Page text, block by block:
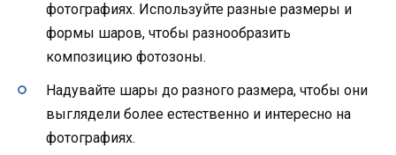
фотографиях. Используйте разные размеры и
формы шаров, чтобы разнообразить
композицию фотозоны.
Надувайте шары до разного размера, чтобы они
выглядели более естественно и интересно на
фотографиях.